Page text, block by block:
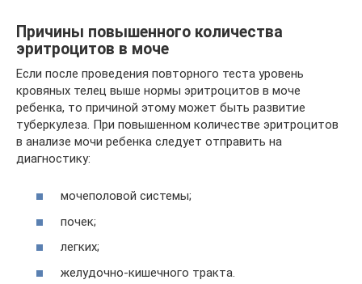
Причины повышенного количества
эритроцитов в моче
Если после проведения повторного теста уровень
кровяных телец выше нормы эритроцитов в моче
ребенка, то причиной этому может быть развитие
туберкулеза. При повышенном количестве эритроцитов
в анализе мочи ребенка следует отправить на
диагностику:
мочеполовой системы;
почек;
легких;
желудочно-кишечного тракта.